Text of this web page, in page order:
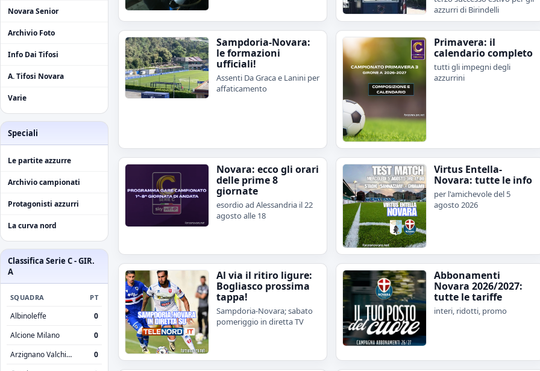
Novara Senior
Archivio Foto
Info Dai Tifosi
A. Tifosi Novara
Varie
Speciali
Le partite azzurre
Archivio campionati
Protagonisti azzurri
La curva nord
Classifica Serie C - GIR.
A
SQUADRA PT
Albinoleffe
0
Alcione Milano
0
Arzignano Valchiampo
0
azzurri di Birindelli
Sampdoria-Novara:
le formazioni
ufficiali!
Assenti Da Graca e Lanini per
affaticamento
Primavera: il
calendario completo
tutti gli impegni degli
azzurrini
Novara: ecco gli orari
delle prime 8
giornate
esordio ad Alessandria il 22
agosto alle 18
Virtus Entella-
Novara: tutte le info
per l'amichevole del 5
agosto 2026
Al via il ritiro ligure:
Bogliasco prossima
tappa!
Sampdoria-Novara; sabato
pomeriggio in diretta TV
Abbonamenti
Novara 2026/2027:
tutte le tariffe
interi, ridotti, promo